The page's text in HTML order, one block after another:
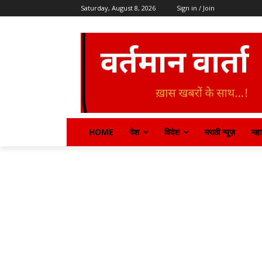
Saturday, August 8, 2026 Sign in / Join
HOME देश विदेश मराठी न्यूज़